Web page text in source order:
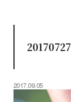
20170727
2017.09.05